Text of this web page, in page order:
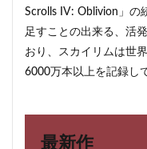
のか
5
発売
日、
対応
6
Scrolls IV: Oblivion」の
足すことの出来る、活
おり、スカイリムは世
6000万本以上を記録し
最新作